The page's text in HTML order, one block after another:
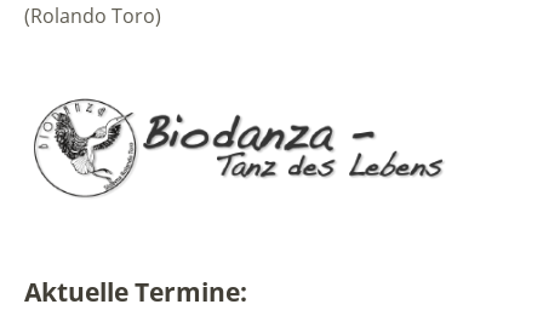
(Rolando Toro)
Aktuelle Termine: